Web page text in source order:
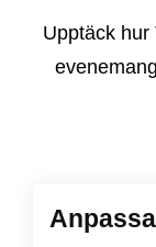
Upptäck hur